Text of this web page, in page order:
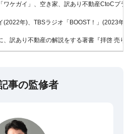
ワケガイ」、空き家、訳あり不動産CtoCプラ
(2022年)、TBSラジオ「BOOST！」(2023年
、訳あり不動産の解説をする著書『拝啓 売
事の監修者